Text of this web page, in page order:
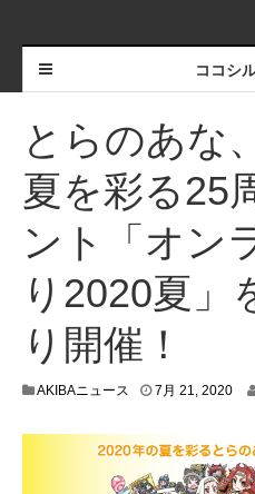
ココシ
とらのあな
夏を彩る25
ント「オン
り2020夏」
り開催！
AKIBAニュース 7月 21, 20207
8
,
2